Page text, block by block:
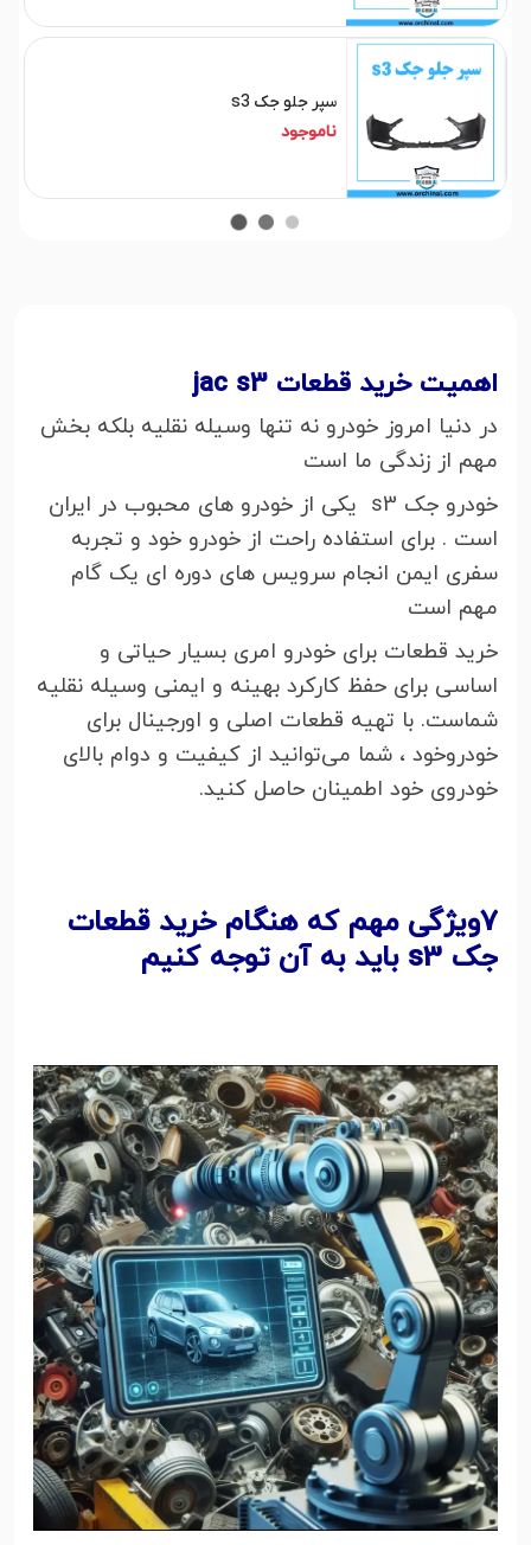
سپر جلو جک s3
ناموجود
اهمیت خرید قطعات jac s3
در دنیا امروز خودرو نه تنها وسیله نقلیه بلکه بخش
مهم از زندگی ما است
خودرو جک s3 یکی از خودرو های محبوب در ایران
است . برای استفاده راحت از خودرو خود و تجربه
سفری ایمن انجام سرویس های دوره ای یک گام
مهم است
خرید قطعات برای خودرو امری بسیار حیاتی و
اساسی برای حفظ کارکرد بهینه و ایمنی وسیله نقلیه
شماست. با تهیه قطعات اصلی و اورجینال برای
خودروخود ، شما می‌توانید از کیفیت و دوام بالای
خودروی خود اطمینان حاصل کنید.
7ویژگی مهم که هنگام خرید قطعات
جک s3 باید به آن توجه کنیم